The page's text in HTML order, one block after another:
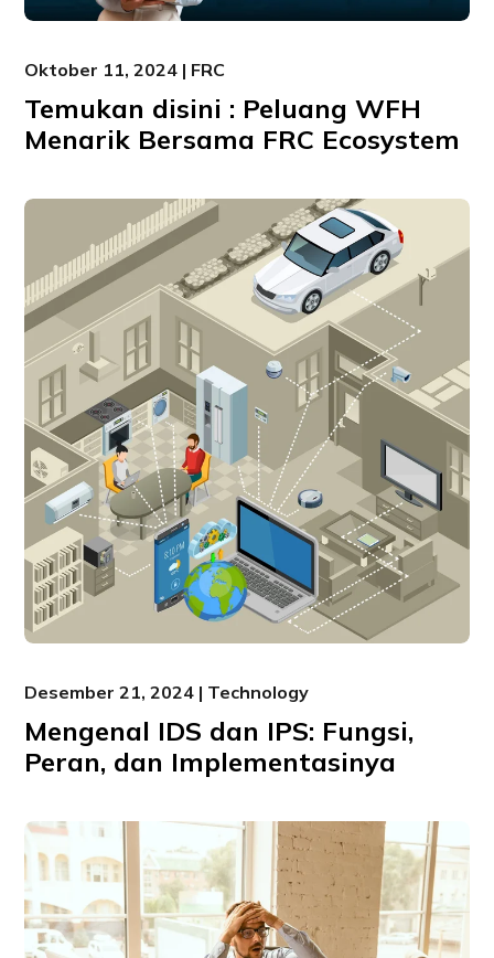
Oktober 11, 2024 | FRC
Temukan disini : Peluang WFH
Menarik Bersama FRC Ecosystem
Desember 21, 2024 | Technology
Mengenal IDS dan IPS: Fungsi,
Peran, dan Implementasinya